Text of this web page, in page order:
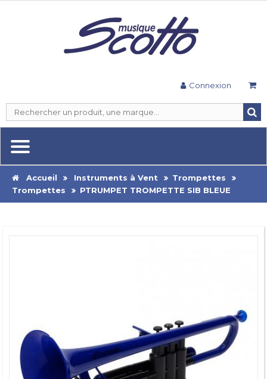
Connexion
Accueil Instruments à Vent
Trompettes
Trompettes
PTRUMPET TROMPETTE SIB BLEUE